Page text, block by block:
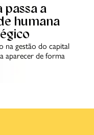
passa a
humana
na gestão do capital
aparecer de forma